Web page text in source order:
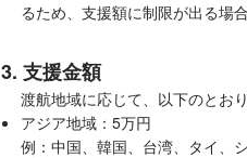
るため、支援額に制限が出る場
3. 支援金額
渡航地域に応じて、以下のとお
アジア地域：5万円
例：中国、韓国、台湾、タイ、